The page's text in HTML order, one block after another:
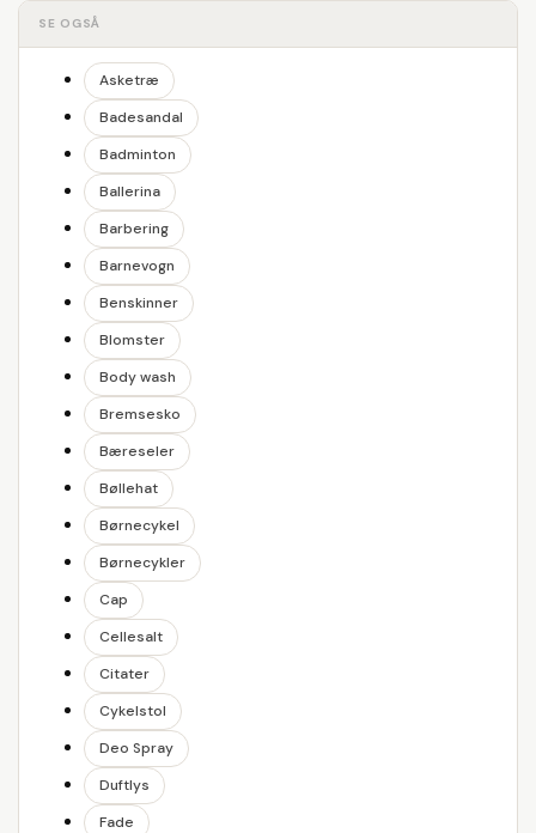
SE OGSÅ
Asketræ
Badesandal
Badminton
Ballerina
Barbering
Barnevogn
Benskinner
Blomster
Body wash
Bremsesko
Bæreseler
Bøllehat
Børnecykel
Børnecykler
Cap
Cellesalt
Citater
Cykelstol
Deo Spray
Duftlys
Fade